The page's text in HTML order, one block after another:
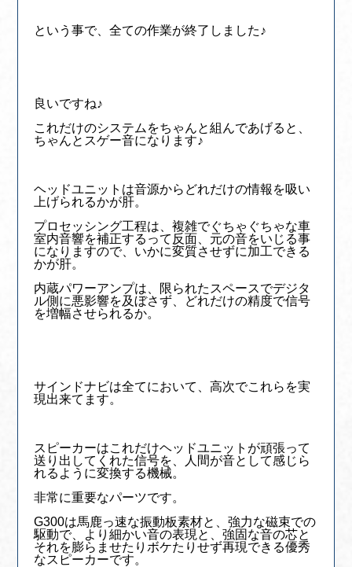
という事で、全ての作業が終了しました♪
良いですね♪
これだけのシステムをちゃんと組んであげると、
ちゃんとスゲー音になります♪
ヘッドユニットは音源からどれだけの情報を吸い
上げられるかが肝。
プロセッシング工程は、複雑でぐちゃぐちゃな車
室内音響を補正するって反面、元の音をいじる事
になりますので、いかに変質させずに加工できる
かが肝。
内蔵パワーアンプは、限られたスペースでデジタ
ル側に悪影響を及ぼさず、どれだけの精度で信号
を増幅させられるか。
サインドナビは全てにおいて、高次でこれらを実
現出来てます。
スピーカーはこれだけヘッドユニットが頑張って
送り出してくれた信号を、人間が音として感じら
れるように変換する機械。
非常に重要なパーツです。
G300は馬鹿っ速な振動板素材と、強力な磁束での
駆動で、より細かい音の表現と、強固な音の芯と
それを膨らませたりボケたりせず再現できる優秀
なスピーカーです。